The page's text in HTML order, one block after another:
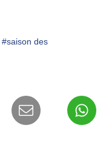
#saison des